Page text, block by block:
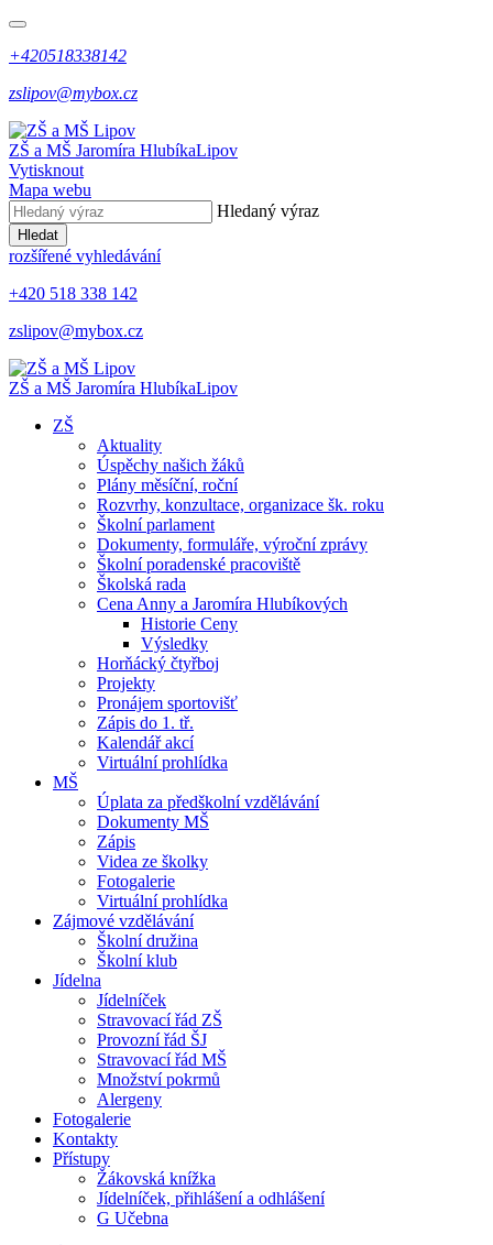
+420518338142
zslipov@mybox.cz
ZŠ a MŠ Jaromíra HlubíkaLipov
Vytisknout
Mapa webu
Hledaný výraz
Hledat
rozšířené vyhledávání
+420 518 338 142
zslipov@mybox.cz
ZŠ a MŠ Jaromíra HlubíkaLipov
ZŠ
Aktuality
Úspěchy našich žáků
Plány měsíční, roční
Rozvrhy, konzultace, organizace šk. roku
Školní parlament
Dokumenty, formuláře, výroční zprávy
Školní poradenské pracoviště
Školská rada
Cena Anny a Jaromíra Hlubíkových
Historie Ceny
Výsledky
Horňácký čtyřboj
Projekty
Pronájem sportovišť
Zápis do 1. tř.
Kalendář akcí
Virtuální prohlídka
MŠ
Úplata za předškolní vzdělávání
Dokumenty MŠ
Zápis
Videa ze školky
Fotogalerie
Virtuální prohlídka
Zájmové vzdělávání
Školní družina
Školní klub
Jídelna
Jídelníček
Stravovací řád ZŠ
Provozní řád ŠJ
Stravovací řád MŠ
Množství pokrmů
Alergeny
Fotogalerie
Kontakty
Přístupy
Žákovská knížka
Jídelníček, přihlášení a odhlášení
G Učebna